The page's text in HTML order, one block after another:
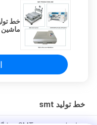
خط تولید smt